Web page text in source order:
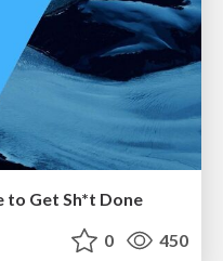
to Get Sh*t Done
0 450